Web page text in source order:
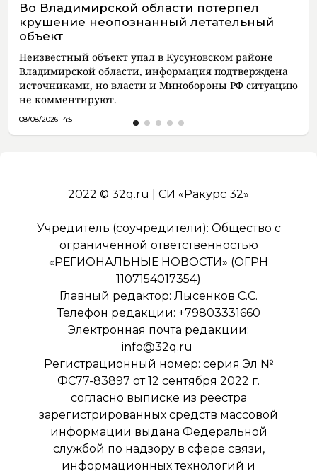
Во Владимирской области потерпел
крушение неопознанный летательный
объект
Неизвестный объект упал в Кусуновском районе
Владимирской области, информация подтверждена
источниками, но власти и Минобороны РФ ситуацию
не комментируют.
08/08/2026 14:51
2022 © 32q.ru | СИ «Ракурс 32»
Учредитель (соучредители): Общество с
ограниченной ответственностью
«РЕГИОНАЛЬНЫЕ НОВОСТИ» (ОГРН
1107154017354)
Главный редактор: Лысенков С.С.
Телефон редакции: +79803331660
Электронная почта редакции:
info@32q.ru
Регистрационный номер: серия Эл №
ФС77-83897 от 12 сентября 2022 г.
согласно выписке из реестра
зарегистрированных средств массовой
информации выдана Федеральной
службой по надзору в сфере связи,
информационных технологий и